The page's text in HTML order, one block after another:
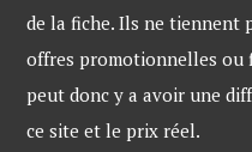
de la fiche. Ils ne tiennent
offres promotionnelles ou
peut donc y a avoir une
ce site et le prix réel.